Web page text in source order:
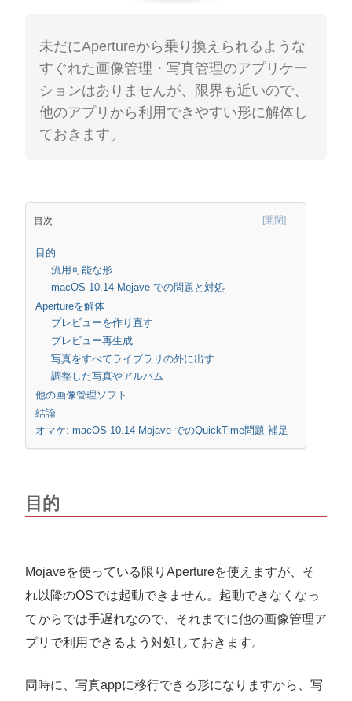
未だにApertureから乗り換えられるような
すぐれた画像管理・写真管理のアプリケー
ションはありませんが、限界も近いので、
他のアプリから利用できやすい形に解体し
ておきます。
目次
目的
流用可能な形
macOS 10.14 Mojave での問題と対処
Apertureを解体
プレビューを作り直す
プレビュー再生成
写真をすべてライブラリの外に出す
調整した写真やアルバム
他の画像管理ソフト
結論
オマケ: macOS 10.14 Mojave でのQuickTime問題 補足
目的
Mojaveを使っている限りApertureを使えますが、そ
れ以降のOSでは起動できません。起動できなくなっ
てからでは手遅れなので、それまでに他の画像管理ア
プリで利用できるよう対処しておきます。
同時に、写真appに移行できる形になりますから、写